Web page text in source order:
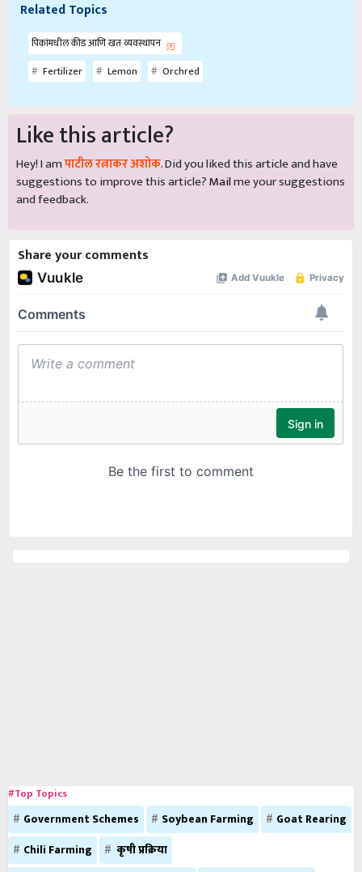
Related Topics
पिकांमधील कीड आणि खत व्यवस्थापन
Fertilizer
Lemon Orchred
Like this article?
Hey! I amपाटील रत्नाकर अशोक. Did you liked this article and have
suggestions to improve this article?Mailme your suggestions
and feedback.
Share your comments
#Top Topics
Government Schemes Soybean Farming
Goat Rearing
Chili Farming
कृषी प्रक्रिया